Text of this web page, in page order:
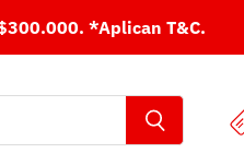
*Aplican T&C.